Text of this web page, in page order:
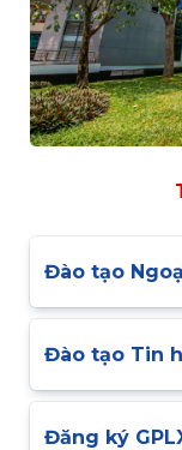
Đào tạo
Đào tạo Tin
Đăng ký